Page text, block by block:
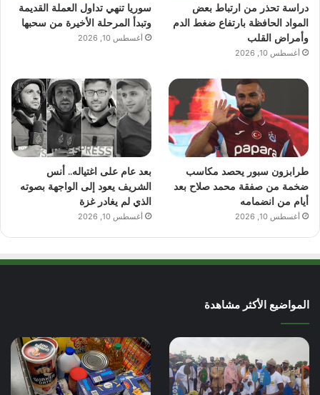
دراسة تحذر من ارتباط بعض
المواد الحافظة بارتفاع ضغط الدم
وأمراض القلب
أغسطس 10, 2026
سوريا تنهي تداول العملة القديمة
وتبدأ المرحلة الأخيرة من سحبها
أغسطس 10, 2026
طرابزون سبور يحصد مكاسب
ضخمة من صفقة محمد صلاح بعد
أيام من انضمامه
أغسطس 10, 2026
بعد عام على اغتياله.. أنس
الشريف يعود إلى الواجهة بصوته
الذي لم يغادر غزة
أغسطس 10, 2026
المواضيع الأكثر مشاهدة